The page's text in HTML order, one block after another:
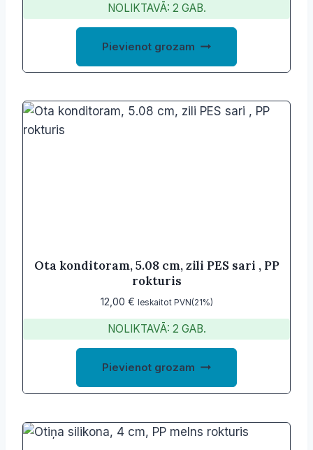
NOLIKTAVĀ: 2 GAB.
Pievienot grozam
Ota konditoram, 5.08 cm, zili PES sari , PP
rokturis
12,00 € Ieskaitot PVN(21%)
NOLIKTAVĀ: 2 GAB.
Pievienot grozam